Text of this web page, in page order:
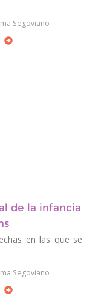
Segoviano
de la infancia
en las que se
Segoviano